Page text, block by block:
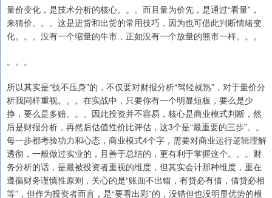
量价变化，是技术分析的核心。。。而且量为价先，是通过“看量”，
来猜价。。。这是进货和出货的常用技巧，因为也可借此判断情绪变
化。。。没有一个缩量的牛市，正如没有一个放量的熊市一样。。。
。。。
所以其实是“技不压身”的，不仅要对财报分析“驾轻就熟”，对于量价分
析我同样重视。。。在实战中，只要你有一个明显短板，要么是少
挣，要么是多赔。。。因此投资并不容易，核心是商业模式判断，然
后是财报分析，再然后估值性价比评估，这3个是“最重要的三步”。。
每一步都考验功力和心态，商业模式4个字，需要对商业运行逻辑理解
透彻，一般做过实业的，且善于总结的，更有利于掌握这个。。。财
务分析的话，是最被投资者重视的维度，但其实会计那种维度，重在
遵循财务谨慎性原则，关心的是“账面不出错，有贷必有借，借贷必相
等”，但作为投资者而言，是“要看出彩”的，没错但也没明显优势的根